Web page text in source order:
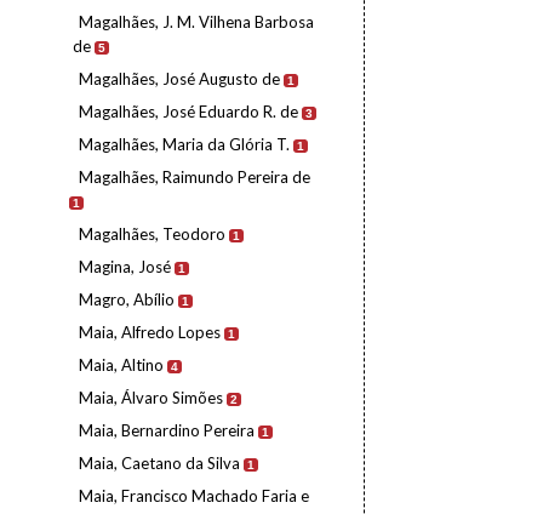
Magalhães, J. M. Vilhena Barbosa
de 5
Magalhães, José Augusto de 1
Magalhães, José Eduardo R. de 3
Magalhães, Maria da Glória T. 1
Magalhães, Raimundo Pereira de
1
Magalhães, Teodoro 1
Magina, José 1
Magro, Abílio 1
Maia, Alfredo Lopes 1
Maia, Altino 4
Maia, Álvaro Simões 2
Maia, Bernardino Pereira 1
Maia, Caetano da Silva 1
Maia, Francisco Machado Faria e